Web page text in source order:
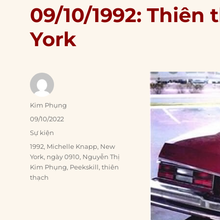
09/10/1992:
York
Author
Kim Phụng
Posted
09/10/2022
Categories
Sự kiện
Tags
1992, Michelle Knapp, New
York, ngày 0910, Nguyễn Thị
Kim Phụng, Peekskill,thiên
thạch